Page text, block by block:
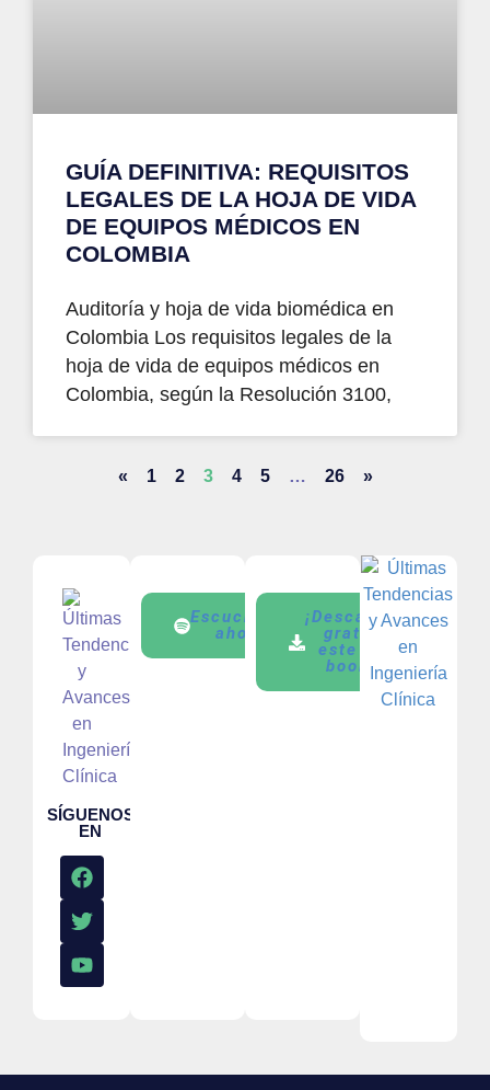
GUÍA DEFINITIVA: REQUISITOS
LEGALES DE LA HOJA DE VIDA
DE EQUIPOS MÉDICOS EN
COLOMBIA
Auditoría y hoja de vida biomédica en
Colombia Los requisitos legales de la
hoja de vida de equipos médicos en
Colombia, según la Resolución 3100,
« 1 2 3 4 5 … 26 »
SÍGUENOS
EN
Escucharlo
ahora
¡Descarga
gratis
este E-
book!